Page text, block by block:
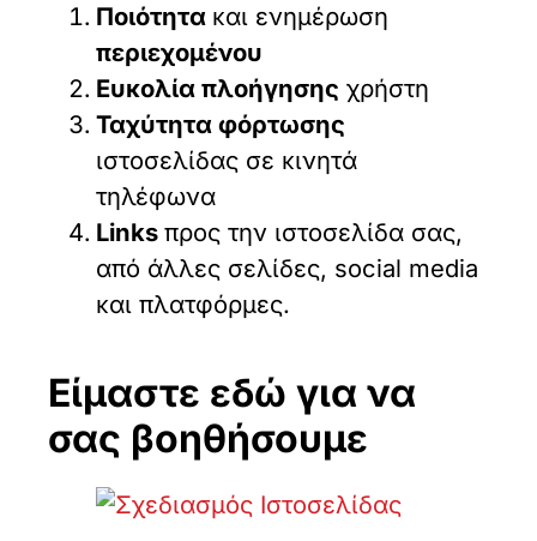
Ποιότητα και ενημέρωση
περιεχομένου
Ευκολία πλοήγησης χρήστη
Ταχύτητα φόρτωσης
ιστοσελίδας σε κινητά
τηλέφωνα
Linksπρος την ιστοσελίδα σας,
από άλλες σελίδες, social media
και πλατφόρμες.
Είμαστε εδώ για να
σας βοηθήσουμε